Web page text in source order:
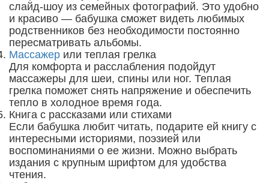
слайд-шоу из семейных фотографий. Это удобно
и красиво — бабушка сможет видеть любимых
родственников без необходимости постоянно
пересматривать альбомы.
Массажер или теплая грелка
Для комфорта и расслабления подойдут
массажеры для шеи, спины или ног. Теплая
грелка поможет снять напряжение и обеспечить
тепло в холодное время года.
Книга с рассказами или стихами
Если бабушка любит читать, подарите ей книгу с
интересными историями, поэзией или
воспоминаниями о ее жизни. Можно выбрать
издания с крупным шрифтом для удобства
чтения.